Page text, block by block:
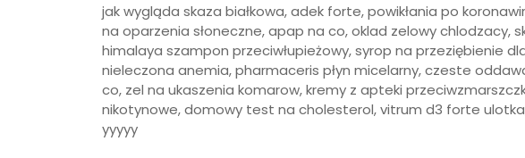
jak wygląda skaza białkowa, adek forte, powikłania po
na oparzenia słoneczne, apap na co, oklad zelowy chlodzacy,
himalaya szampon przeciwłupieżowy, syrop na przeziębienie
nieleczona anemia, pharmaceris płyn micelarny, czeste
co, zel na ukaszenia komarow, kremy z apteki
nikotynowe, domowy test na cholesterol, vitrum d3 forte
yyyyy